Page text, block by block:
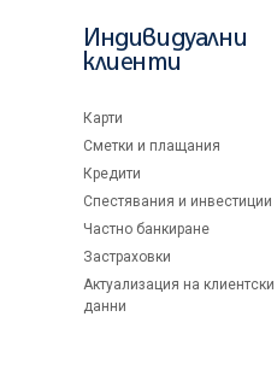
Индивидуални
клиенти
Карти
Сметки и плащания
Кредити
Спестявания и инвестиции
Частно банкиране
Застраховки
Актуализация на клиентски
данни